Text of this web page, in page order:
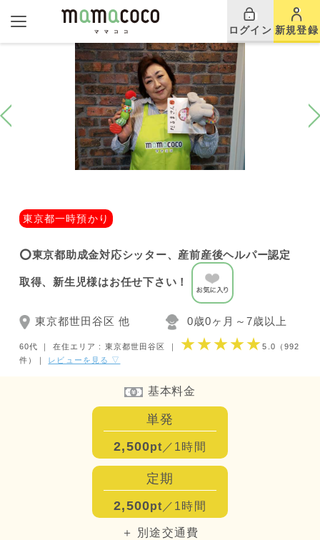
ログイン 新規登録
東京都一時預かり
⭕️東京都助成金対応シッター、産前産後ヘルパー認定
取得、新生児様はお任せ下さい！
東京都世田谷区 他 0歳0ヶ月～7歳以上
60代 ｜ 在住エリア : 東京都世田谷区 ★★★★★5.0 （992
件）
レビューを見る ▽
基本料金
単発
2,500pt ／1時間
定期
2,500pt ／1時間
＋ 別途交通費